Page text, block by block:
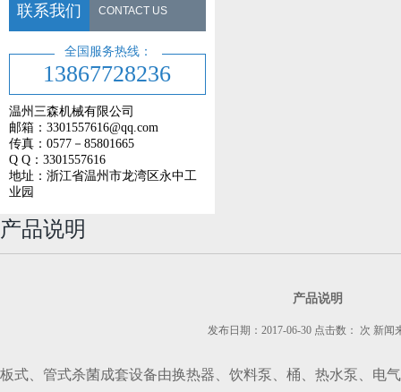
联系我们 CONTACT US
13867728236
全国服务热线：
温州三森机械有限公司
邮箱：3301557616@qq.com
传真：0577－85801665
Q Q：3301557616
地址：浙江省温州市龙湾区永中工
业园
产品说明
产品说明
发布日期：2017-06-30 点击数： 次 新闻
板式、管式杀菌成套设备由换热器、饮料泵、桶、热水泵、电